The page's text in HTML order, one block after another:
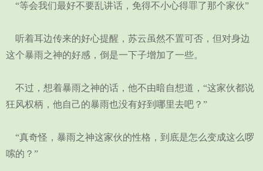
“等会我们最好不要乱讲话，免得不小心得罪了那个家伙”
听着耳边传来的好心提醒，苏云虽然不置可否，但对身边
这个暴雨之神的好感，倒是一下子增加了一些。
不过，想着暴雨之神的话，他不由暗自想道，“这家伙都说
狂风权柄，他自己的暴雨也没有好到哪里去吧？”
“真奇怪，暴雨之神这家伙的性格，到底是怎么变成这么啰
嗦的？”